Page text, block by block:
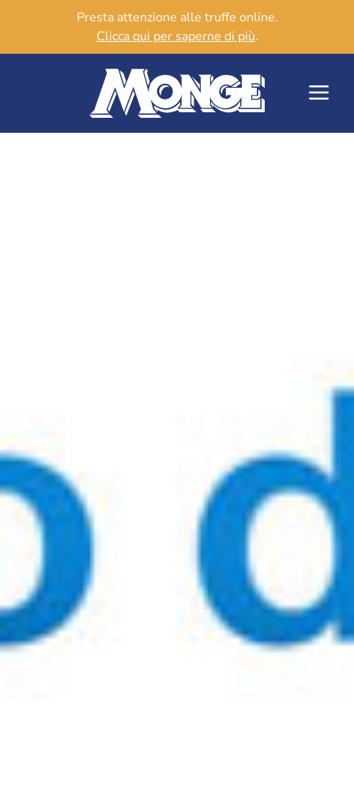
Presta attenzione alle truffe online.
Clicca qui per saperne di più.